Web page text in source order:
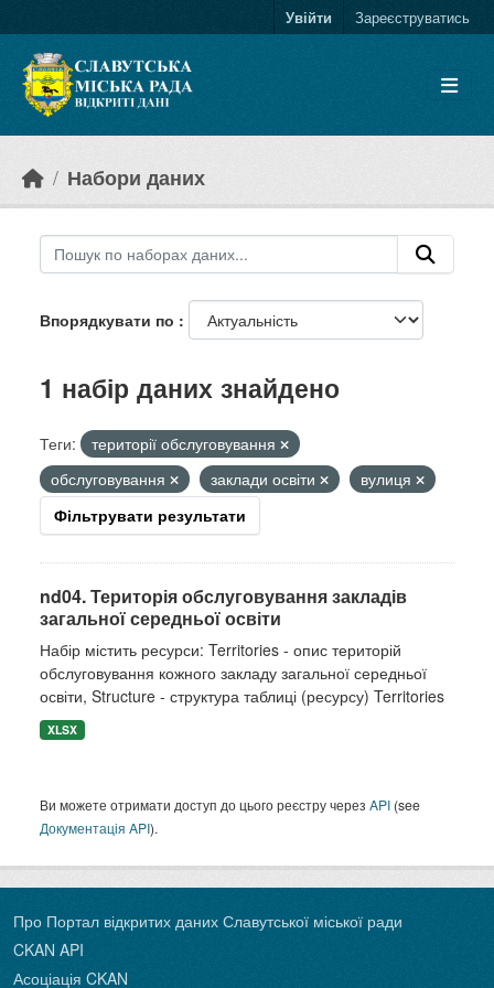
Увійти Зареєструватись
Набори даних
Впорядкувати по
1 набір даних знайдено
Теги:
території обслуговування
обслуговування
заклади освіти
вулиця
Фільтрувати результати
nd04. Територія обслуговування закладів
загальної середньої освіти
Набір містить ресурси: Territories - опис територій
обслуговування кожного закладу загальної середньої
освіти, Structure - структура таблиці (ресурсу) Territories
XLSX
Ви можете отримати доступ до цього реєстру через API (see
Документація API).
Про Портал відкритих даних Славутської міської ради
CKAN API
Асоціація CKAN